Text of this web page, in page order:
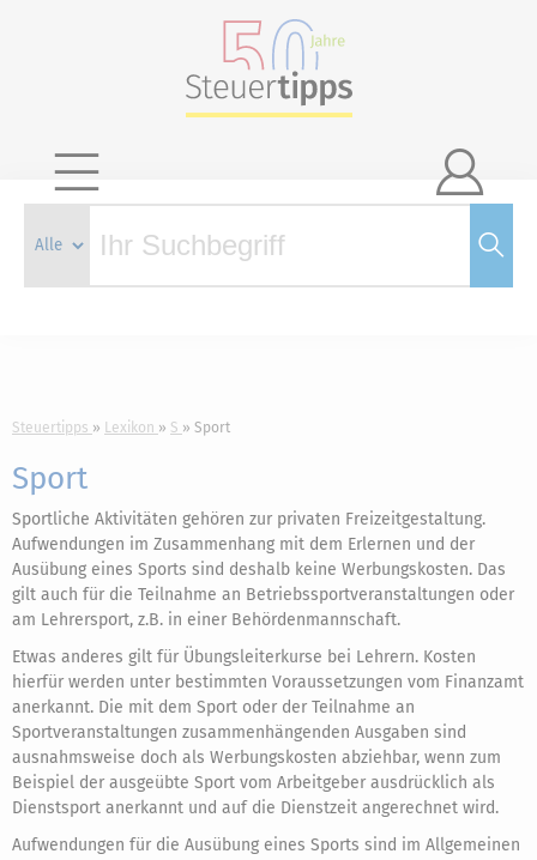

Steuertipps Lexikon S Sport
Sport
Sportliche Aktivitäten gehören zur privaten Freizeitgestaltung.
Aufwendungen im Zusammenhang mit dem Erlernen und der
Ausübung eines Sports sind deshalb keine Werbungskosten. Das
gilt auch für die Teilnahme an Betriebssportveranstaltungen oder
am Lehrersport, z.B. in einer Behördenmannschaft.
Etwas anderes gilt für Übungsleiterkurse bei Lehrern. Kosten
hierfür werden unter bestimmten Voraussetzungen vom Finanzamt
anerkannt. Die mit dem Sport oder der Teilnahme an
Sportveranstaltungen zusammenhängenden Ausgaben sind
ausnahmsweise doch als Werbungskosten abziehbar, wenn zum
Beispiel der ausgeübte Sport vom Arbeitgeber ausdrücklich als
Dienstsport anerkannt und auf die Dienstzeit angerechnet wird.
Aufwendungen für die Ausübung eines Sports sind im Allgemeinen